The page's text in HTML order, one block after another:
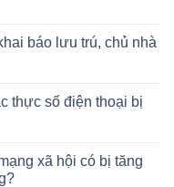
báo lưu trú, chủ nhà
thực số điện thoại bị
xã hội có bị tăng